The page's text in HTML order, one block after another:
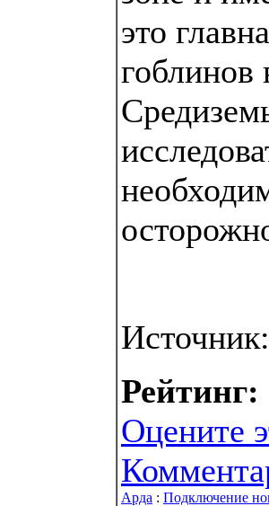
это
гоблинов
Рейтинг:
Оцените
Арда : Подключение